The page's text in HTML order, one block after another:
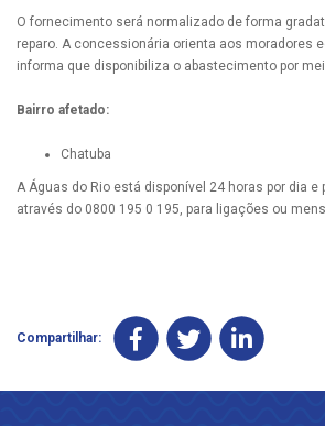
O fornecimento será normalizado de forma
reparo. A concessionária orienta aos moradores
informa que disponibiliza o abastecimento por
Bairro afetado:
Chatuba
A Águas do Rio está disponível 24 horas por dia e
através do 0800 195 0 195, para ligações ou
Compartilhar: